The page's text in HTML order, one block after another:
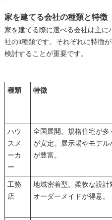
家を建てる会社の種類と特徴
家を建てる際に選べる会社は主
社の3種類です。それぞれに特徴
検討することが重要です。
種類 特徴
ハウ
スメ
ーカ
ー
全国展開。規格住宅が多
が安定。展示場やモデル
が豊富。
工務
店
地域密着型。柔軟な設計
オーダーメイドが得意。